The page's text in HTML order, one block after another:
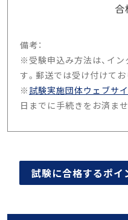
合
備考：
※受験申込み方法は、イ
す。郵送では受け付けてお
※ 試験実施団体ウェブサ
日までに手続きをお済ませ
試験に合格するポイ